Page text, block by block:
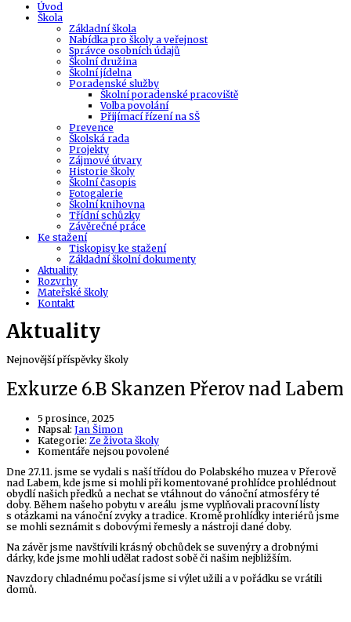
Úvod
Škola
Základní škola
Nabídka pro školy a veřejnost
Správce osobních údajů
Školní družina
Školní jídelna
Poradenské služby
Školní poradenské pracoviště
Volba povolání
Přijímací řízení na SŠ
Prevence
Školská rada
Projekty
Zájmové útvary
Historie školy
Školní časopis
Fotogalerie
Školní knihovna
Třídní schůzky
Závěrečné práce
Ke stažení
Tiskopisy ke stažení
Základní školní dokumenty
Aktuality
Rozvrhy
Mateřské školy
Kontakt
Aktuality
Nejnovější příspěvky školy
Exkurze 6.B Skanzen Přerov nad Labem
5 prosince, 2025
Napsal: Author
Jan Šimon
Kategorie: Ze života školy
Komentáře nejsou povolené
s
názvem
Exkurze
6.B
Skanzen
Přerov
Labem
Dne 27.11. jsme se vydali s naší třídou do Polabského muzea v Přerově
nad Labem, kde jsme si mohli při komentované prohlídce prohlédnout
obydlí našich předků a nechat se vtáhnout do vánoční atmosféry té
doby. Během našeho pobytu v areálu jsme vyplňovali pracovní listy
s otázkami na vánoční zvyky a tradice. Kromě prohlídky interiérů jsme
se mohli seznámit s dobovými řemesly a nástroji dané doby.
Na závěr jsme navštívili krásný obchůdek se suvenýry a drobnými
dárky, kde jsme mohli udělat radost sobě či našim nejbližším.
Navzdory chladnému počasí jsme si výlet užili a v pořádku se vrátili
domů.